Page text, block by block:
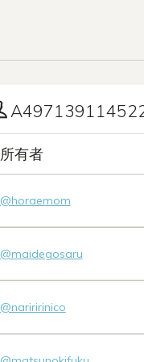
所有者
@horaemom
@maidegosaru
@nariririnico